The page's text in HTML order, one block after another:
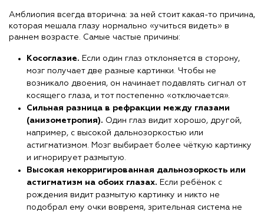
Амблиопия всегда вторична: за ней стоит какая-то причина,
которая мешала глазу нормально «учиться видеть» в
раннем возрасте. Самые частые причины:
Косоглазие. Если один глаз отклоняется в сторону,
мозг получает две разные картинки. Чтобы не
возникало двоения, он начинает подавлять сигнал от
косящего глаза, и тот постепенно «отключается».
Сильная разница в рефракции между глазами
(анизометропия). Один глаз видит хорошо, другой,
например, с высокой дальнозоркостью или
астигматизмом. Мозг выбирает более чёткую картинку
и игнорирует размытую.
Высокая некорригированная дальнозоркость или
астигматизм на обоих глазах. Если ребёнок с
рождения видит размытую картинку и никто не
подобрал ему очки вовремя, зрительная система не